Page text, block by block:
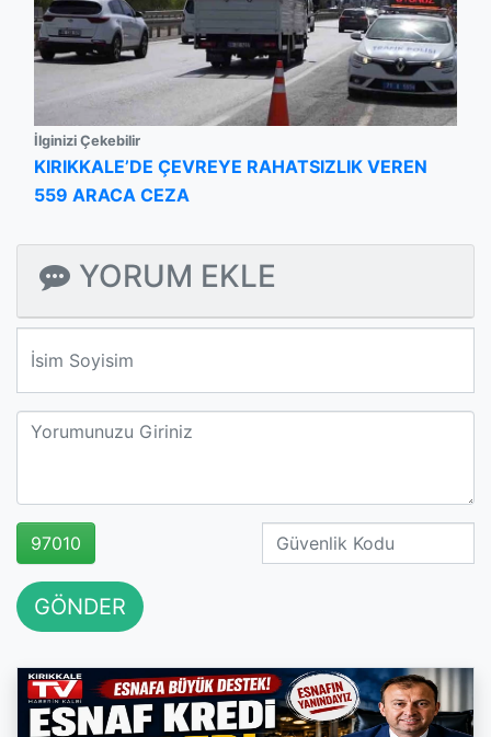
İlginizi Çekebilir
KIRIKKALE’DE ÇEVREYE RAHATSIZLIK VEREN
559 ARACA CEZA
YORUM EKLE
97010
GÖNDER